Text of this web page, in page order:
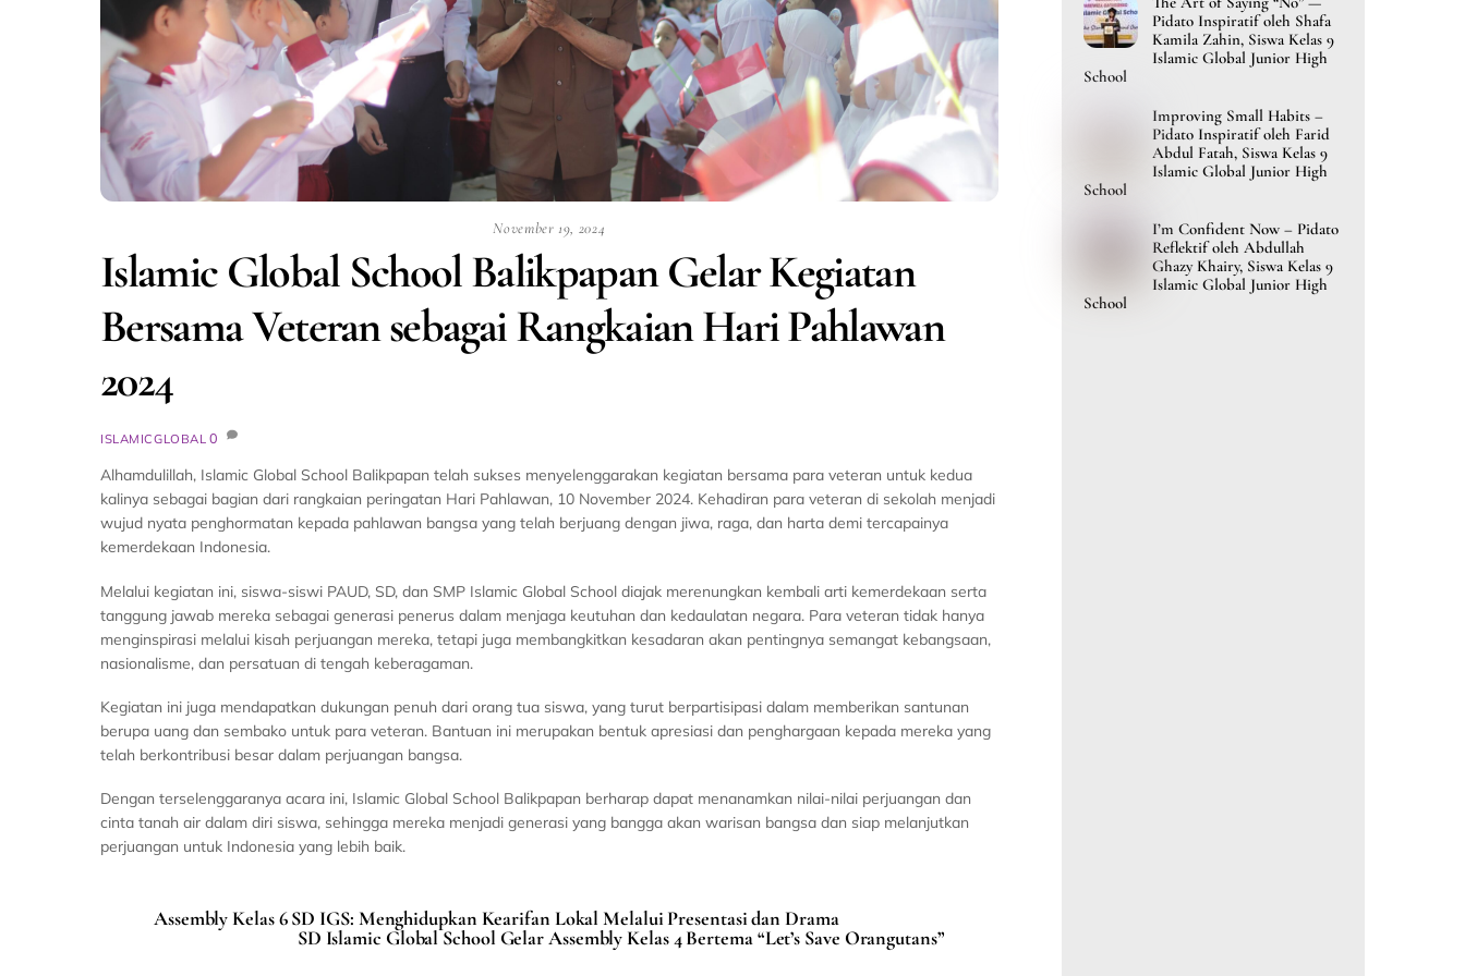
November 19, 2024
Islamic Global School Balikpapan Gelar Kegiatan
Bersama Veteran sebagai Rangkaian Hari Pahlawan
2024
ISLAMICGLOBAL 0
Alhamdulillah, Islamic Global School Balikpapan telah sukses menyelenggarakan kegiatan bersama para veteran untuk kedua
kalinya sebagai bagian dari rangkaian peringatan Hari Pahlawan, 10 November 2024. Kehadiran para veteran di sekolah menjadi
wujud nyata penghormatan kepada pahlawan bangsa yang telah berjuang dengan jiwa, raga, dan harta demi tercapainya
kemerdekaan Indonesia.
Melalui kegiatan ini, siswa-siswi PAUD, SD, dan SMP Islamic Global School diajak merenungkan kembali arti kemerdekaan serta
tanggung jawab mereka sebagai generasi penerus dalam menjaga keutuhan dan kedaulatan negara. Para veteran tidak hanya
menginspirasi melalui kisah perjuangan mereka, tetapi juga membangkitkan kesadaran akan pentingnya semangat kebangsaan,
nasionalisme, dan persatuan di tengah keberagaman.
Kegiatan ini juga mendapatkan dukungan penuh dari orang tua siswa, yang turut berpartisipasi dalam memberikan santunan
berupa uang dan sembako untuk para veteran. Bantuan ini merupakan bentuk apresiasi dan penghargaan kepada mereka yang
telah berkontribusi besar dalam perjuangan bangsa.
Dengan terselenggaranya acara ini, Islamic Global School Balikpapan berharap dapat menanamkan nilai-nilai perjuangan dan
cinta tanah air dalam diri siswa, sehingga mereka menjadi generasi yang bangga akan warisan bangsa dan siap melanjutkan
perjuangan untuk Indonesia yang lebih baik.
Assembly Kelas 6 SD IGS: Menghidupkan Kearifan Lokal Melalui Presentasi dan Drama
SD Islamic Global School Gelar Assembly Kelas 4 Bertema “Let’s Save Orangutans”
Pidato Inspiratif oleh Shafa
Kamila Zahin, Siswa Kelas 9
Islamic Global Junior High
School
Improving Small Habits –
Pidato Inspiratif oleh Farid
Abdul Fatah, Siswa Kelas 9
Islamic Global Junior High
School
I’m Confident Now – Pidato
Reflektif oleh Abdullah
Ghazy Khairy, Siswa Kelas 9
Islamic Global Junior High
School